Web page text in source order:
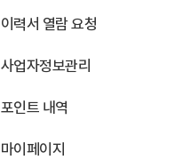
이력서 열람 요청
사업자정보관리
포인트 내역
마이페이지